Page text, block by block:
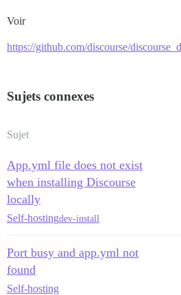
Voir
https://github.com/discourse/
Sujets connexes
Sujet
App.yml file does not exist
when installing Discourse
locally
Self-hostingdev-install
Port busy and app.yml not
found
Self-hosting